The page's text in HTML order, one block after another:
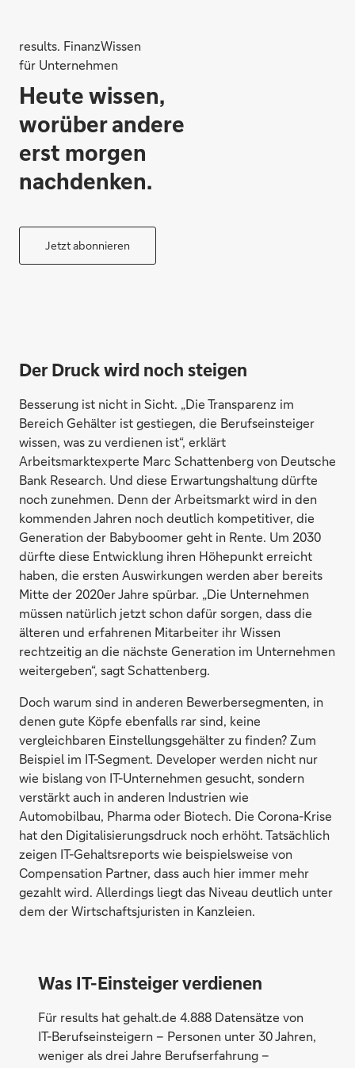
results. FinanzWissen
für Unternehmen
Heute wissen,
worüber andere
erst morgen
nachdenken.
Jetzt abonnieren
Der Druck wird noch steigen
Besserung ist nicht in Sicht. „Die Transparenz im
Bereich Gehälter ist gestiegen, die Berufseinsteiger
wissen, was zu verdienen ist“, erklärt
Arbeitsmarktexperte Marc Schattenberg von Deutsche
Bank Research. Und diese Erwartungshaltung dürfte
noch zunehmen. Denn der Arbeitsmarkt wird in den
kommenden Jahren noch deutlich kompetitiver, die
Generation der Babyboomer geht in Rente. Um 2030
dürfte diese Entwicklung ihren Höhepunkt erreicht
haben, die ersten Auswirkungen werden aber bereits
Mitte der 2020er Jahre spürbar. „Die Unternehmen
müssen natürlich jetzt schon dafür sorgen, dass die
älteren und erfahrenen Mitarbeiter ihr Wissen
rechtzeitig an die nächste Generation im Unternehmen
weitergeben“, sagt Schattenberg.
Doch warum sind in anderen Bewerbersegmenten, in
denen gute Köpfe ebenfalls rar sind, keine
vergleichbaren Einstellungsgehälter zu finden? Zum
Beispiel im IT-Segment. Developer werden nicht nur
wie bislang von IT-Unternehmen gesucht, sondern
verstärkt auch in anderen Industrien wie
Automobilbau, Pharma oder Biotech. Die Corona-Krise
hat den Digitalisierungsdruck noch erhöht. Tatsächlich
zeigen IT-Gehaltsreports wie beispielsweise von
Compensation Partner, dass auch hier immer mehr
gezahlt wird. Allerdings liegt das Niveau deutlich unter
dem der Wirtschaftsjuristen in Kanzleien.
Was IT-Einsteiger verdienen
Für results hat gehalt.de 4.888 Datensätze von
IT-Berufseinsteigern – Personen unter 30 Jahren,
weniger als drei Jahre Berufserfahrung –